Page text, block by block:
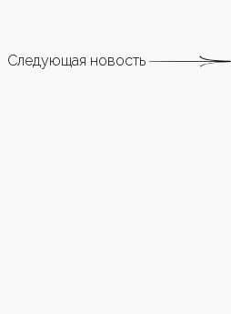
Следующая новость